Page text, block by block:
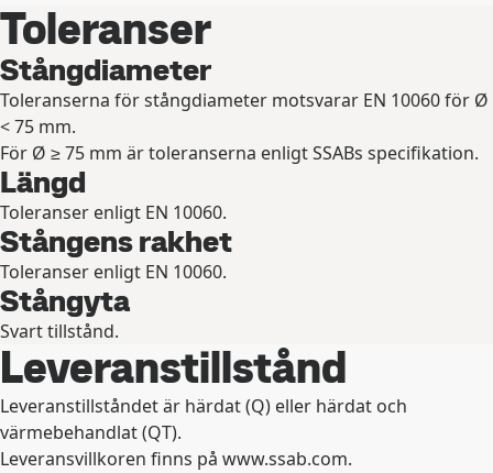
Toleranser
Stångdiameter
Toleranserna för stångdiameter motsvarar EN 10060 för Ø
< 75 mm.
För Ø ≥ 75 mm är toleranserna enligt SSABs specifikation.
Längd
Toleranser enligt EN 10060.
Stångens rakhet
Toleranser enligt EN 10060.
Stångyta
Svart tillstånd.
Leveranstillstånd
Leveranstillståndet är härdat (Q) eller härdat och
värmebehandlat (QT).
Leveransvillkoren finns på www.ssab.com.